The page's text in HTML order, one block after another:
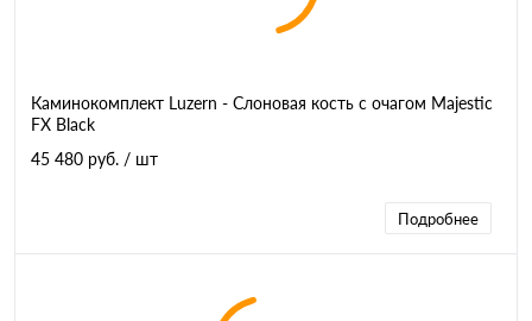
Каминокомплект Luzern - Слоновая кость с очагом Majestic
FX Black
45 480 руб. / шт
Подробнее